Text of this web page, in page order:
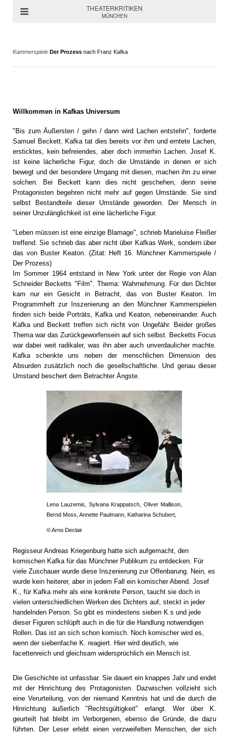
THEATERKRITIKEN
MÜNCHEN
Kammerspiele Der Prozess nach Franz Kafka
Willkommen in Kafkas Universum
"Bis zum Äußersten / gehn / dann wird Lachen entstehn", forderte
Samuel Beckett. Kafka tat dies bereits vor ihm und erntete Lachen,
ersticktes, kein befreiendes, aber doch immerhin Lachen. Josef K.
ist keine lächerliche Figur, doch die Umstände in denen er sich
bewegt und der besondere Umgang mit diesen, machen ihn zu einer
solchen. Bei Beckett kann dies nicht geschehen, denn seine
Protagonisten begehren nicht mehr auf gegen Umstände. Sie sind
selbst Bestandteile dieser Umstände geworden. Der Mensch in
seiner Unzulänglichkeit ist eine lächerliche Figur.
"Leben müssen ist eine einzige Blamage", schrieb Marieluise Fleißer
treffend. Sie schrieb das aber nicht über Kafkas Werk, sondern über
das von Buster Keaton. (Zitat: Heft 16. Münchner Kammerspiele /
Der Prozess)
Im Sommer 1964 entstand in New York unter der Regie von Alan
Schneider Becketts "Film". Thema: Wahrnehmung. Für den Dichter
kam nur ein Gesicht in Betracht, das von Buster Keaton. Im
Programmheft zur Inszenierung an den Münchner Kammerspielen
finden sich beide Porträts, Kafka und Keaton, nebeneinander. Auch
Kafka und Beckett treffen sich nicht von Ungefähr. Beider großes
Thema war das Zurückgeworfensein auf sich selbst. Becketts Focus
war dabei weit radikaler, was ihn aber auch unverdaulicher machte.
Kafka schenkte uns neben der menschlichen Dimension des
Absurden zusätzlich noch die gesellschaftliche. Und genau dieser
Umstand beschert dem Betrachter Ängste.
Lena Lauzemis, Sylvana Krappatsch, Oliver Mallison,
Bernd Moss, Annette Paulmann, Katharina Schubert,
© Arno Declair
Regisseur Andreas Kriegenburg hatte sich aufgemacht, den
komischen Kafka für das Münchner Publikum zu entdecken. Für
viele Zuschauer wurde diese Inszenierung zur Offenbarung. Nein, es
wurde kein heiterer, aber in jedem Fall ein komischer Abend. Josef
K., für Kafka mehr als eine konkrete Person, taucht sie doch in
vielen unterschiedlichen Werken des Dichters auf, steckt in jeder
handelnden Person. So gibt es mindestens sieben K.s und jede
dieser Figuren schlüpft auch in die für die Handlung notwendigen
Rollen. Das ist an sich schon komisch. Noch komischer wird es,
wenn der siebenfache K. reagiert. Hier wird deutlich, wie
facettenreich und gleichsam widersprüchlich ein Mensch ist.
Die Geschichte ist unfassbar. Sie dauert ein knappes Jahr und endet
mit der Hinrichtung des Protagonisten. Dazwischen vollzieht sich
eine Verurteilung, von der niemand Kenntnis hat und die durch die
Hinrichtung äußerlich "Rechtsgültigkeit" erlangt. Wer über K.
geurteilt hat bleibt im Verborgenen, ebenso die Gründe, die dazu
führten. Der Leser erlebt einen verzweifelten Menschen, der sich